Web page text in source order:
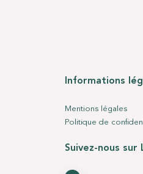
Informations
Mentions légales
Politique de
Suivez-nous sur